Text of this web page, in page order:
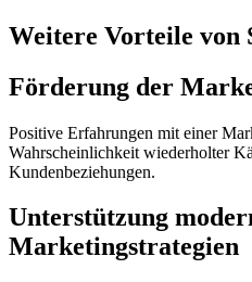
Weitere Vorteile von
Förderung der
Positive Erfahrungen mit einer
Wahrscheinlichkeit wiederholter
Kundenbeziehungen.
Unterstützung
Marketingstrategien